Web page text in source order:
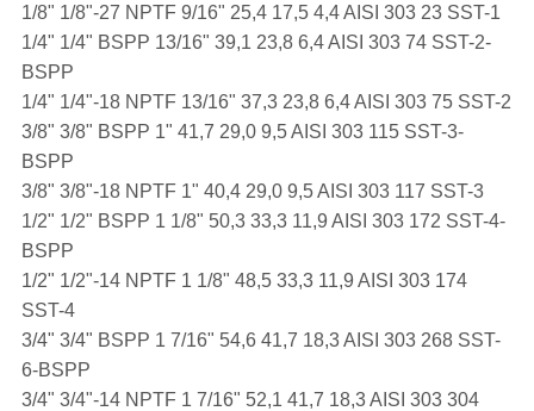
1/8" 1/8"-27 NPTF 9/16" 25,4 17,5 4,4 AISI 303 23 SST-1
1/4" 1/4" BSPP 13/16" 39,1 23,8 6,4 AISI 303 74 SST-2-
BSPP
1/4" 1/4"-18 NPTF 13/16" 37,3 23,8 6,4 AISI 303 75 SST-2
3/8" 3/8" BSPP 1" 41,7 29,0 9,5 AISI 303 115 SST-3-
BSPP
3/8" 3/8"-18 NPTF 1" 40,4 29,0 9,5 AISI 303 117 SST-3
1/2" 1/2" BSPP 1 1/8" 50,3 33,3 11,9 AISI 303 172 SST-4-
BSPP
1/2" 1/2"-14 NPTF 1 1/8" 48,5 33,3 11,9 AISI 303 174
SST-4
3/4" 3/4" BSPP 1 7/16" 54,6 41,7 18,3 AISI 303 268 SST-
6-BSPP
3/4" 3/4"-14 NPTF 1 7/16" 52,1 41,7 18,3 AISI 303 304